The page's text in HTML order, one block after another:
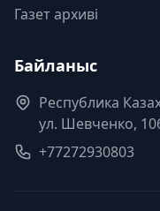
Газет архиві
Байланыс
Республика
ул. Шевченко,
+77272930803